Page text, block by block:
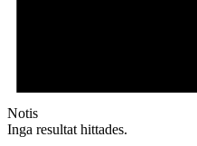
Notis
Inga resultat hittades.